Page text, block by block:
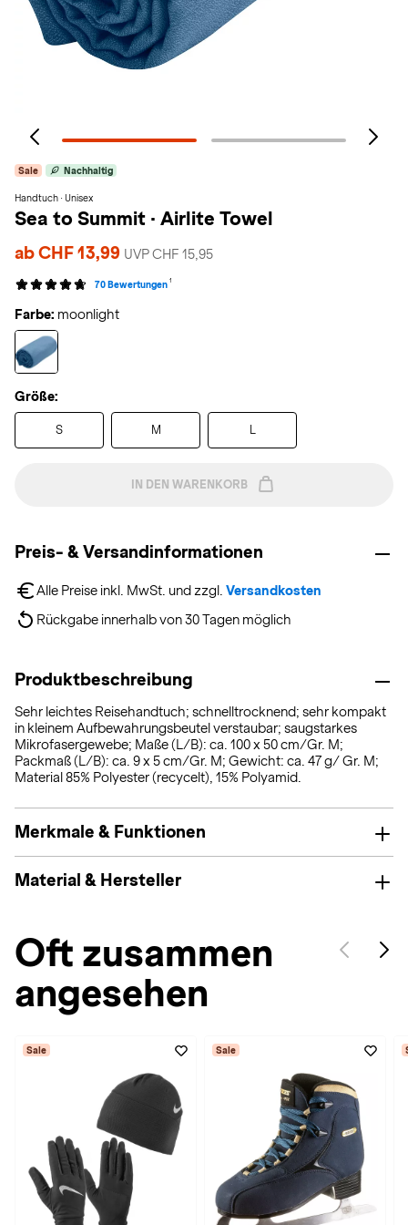
Sale Nachhaltig
Handtuch · Unisex
Sea to Summit · Airlite Towel
ab CHF 13,99 UVP CHF 15,95
70 Bewertungen 1
Farbe: moonlight
Größe:
S M L
IN DEN WARENKORB
Preis- & Versandinformationen
Alle Preise inkl. MwSt. und zzgl. Versandkosten
Rückgabe innerhalb von 30 Tagen möglich
Produktbeschreibung
Sehr leichtes Reisehandtuch; schnelltrocknend; sehr kompakt
in kleinem Aufbewahrungsbeutel verstaubar; saugstarkes
Mikrofasergewebe; Maße (L/B): ca. 100 x 50 cm/Gr. M;
Packmaß (L/B): ca. 9 x 5 cm/Gr. M; Gewicht: ca. 47 g/ Gr. M;
Material 85% Polyester (recycelt), 15% Polyamid.
Merkmale & Funktionen
Material & Hersteller
Oft zusammen
angesehen
Sale Sale